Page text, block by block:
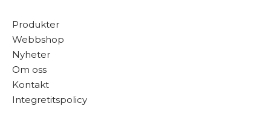
Produkter
Webbshop
Nyheter
Om oss
Kontakt
Integretitspolicy